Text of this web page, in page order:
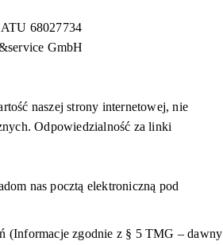
68027734
GmbH
naszej strony internetowej, nie
Odpowiedzialność za linki
nas pocztą elektroniczną pod
(Informacje zgodnie z § 5 TMG – dawny